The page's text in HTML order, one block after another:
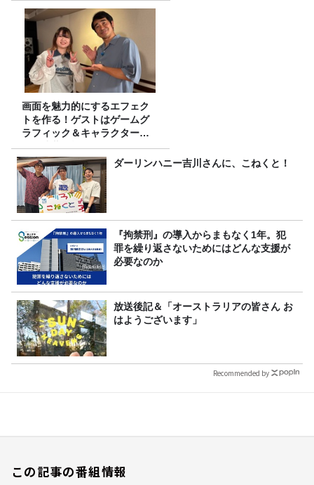
画面を魅力的にするエフェク
トを作る！ゲストはゲームグ
ラフィック＆キャラクター専
攻の遠藤里桜さん！
ダーリンハニー吉川さんに、こねくと！
『拘禁刑』の導入からまもなく1年。犯
罪を繰り返さないためにはどんな支援が
必要なのか
放送後記＆「オーストラリアの皆さん お
はようございます」
Recommended by
この記事の番組情報